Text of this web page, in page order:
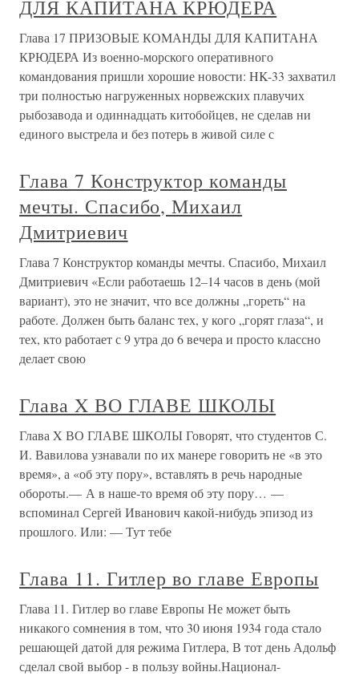
ДЛЯ КАПИТАНА КРЮДЕРА
Глава 17 ПРИЗОВЫЕ КОМАНДЫ ДЛЯ КАПИТАНА
КРЮДЕРА Из военно-морского оперативного
командования пришли хорошие новости: HK-33 захватил
три полностью нагруженных норвежских плавучих
рыбозавода и одиннадцать китобойцев, не сделав ни
единого выстрела и без потерь в живой силе с
Глава 7 Конструктор команды
мечты. Спасибо, Михаил
Дмитриевич
Глава 7 Конструктор команды мечты. Спасибо, Михаил
Дмитриевич «Если работаешь 12–14 часов в день (мой
вариант), это не значит, что все должны „гореть“ на
работе. Должен быть баланс тех, у кого „горят глаза“, и
тех, кто работает с 9 утра до 6 вечера и просто классно
делает свою
Глава X ВО ГЛАВЕ ШКОЛЫ
Глава X ВО ГЛАВЕ ШКОЛЫ Говорят, что студентов С.
И. Вавилова узнавали по их манере говорить не «в это
время», а «об эту пору», вставлять в речь народные
обороты.— А в наше-то время об эту пору… —
вспоминал Сергей Иванович какой-нибудь эпизод из
прошлого. Или: — Тут тебе
Глава 11. Гитлер во главе Европы
Глава 11. Гитлер во главе Европы Не может быть
никакого сомнения в том, что 30 июня 1934 года стало
решающей датой для режима Гитлера, В тот день Адольф
сделал свой выбор - в пользу войны.Национал-